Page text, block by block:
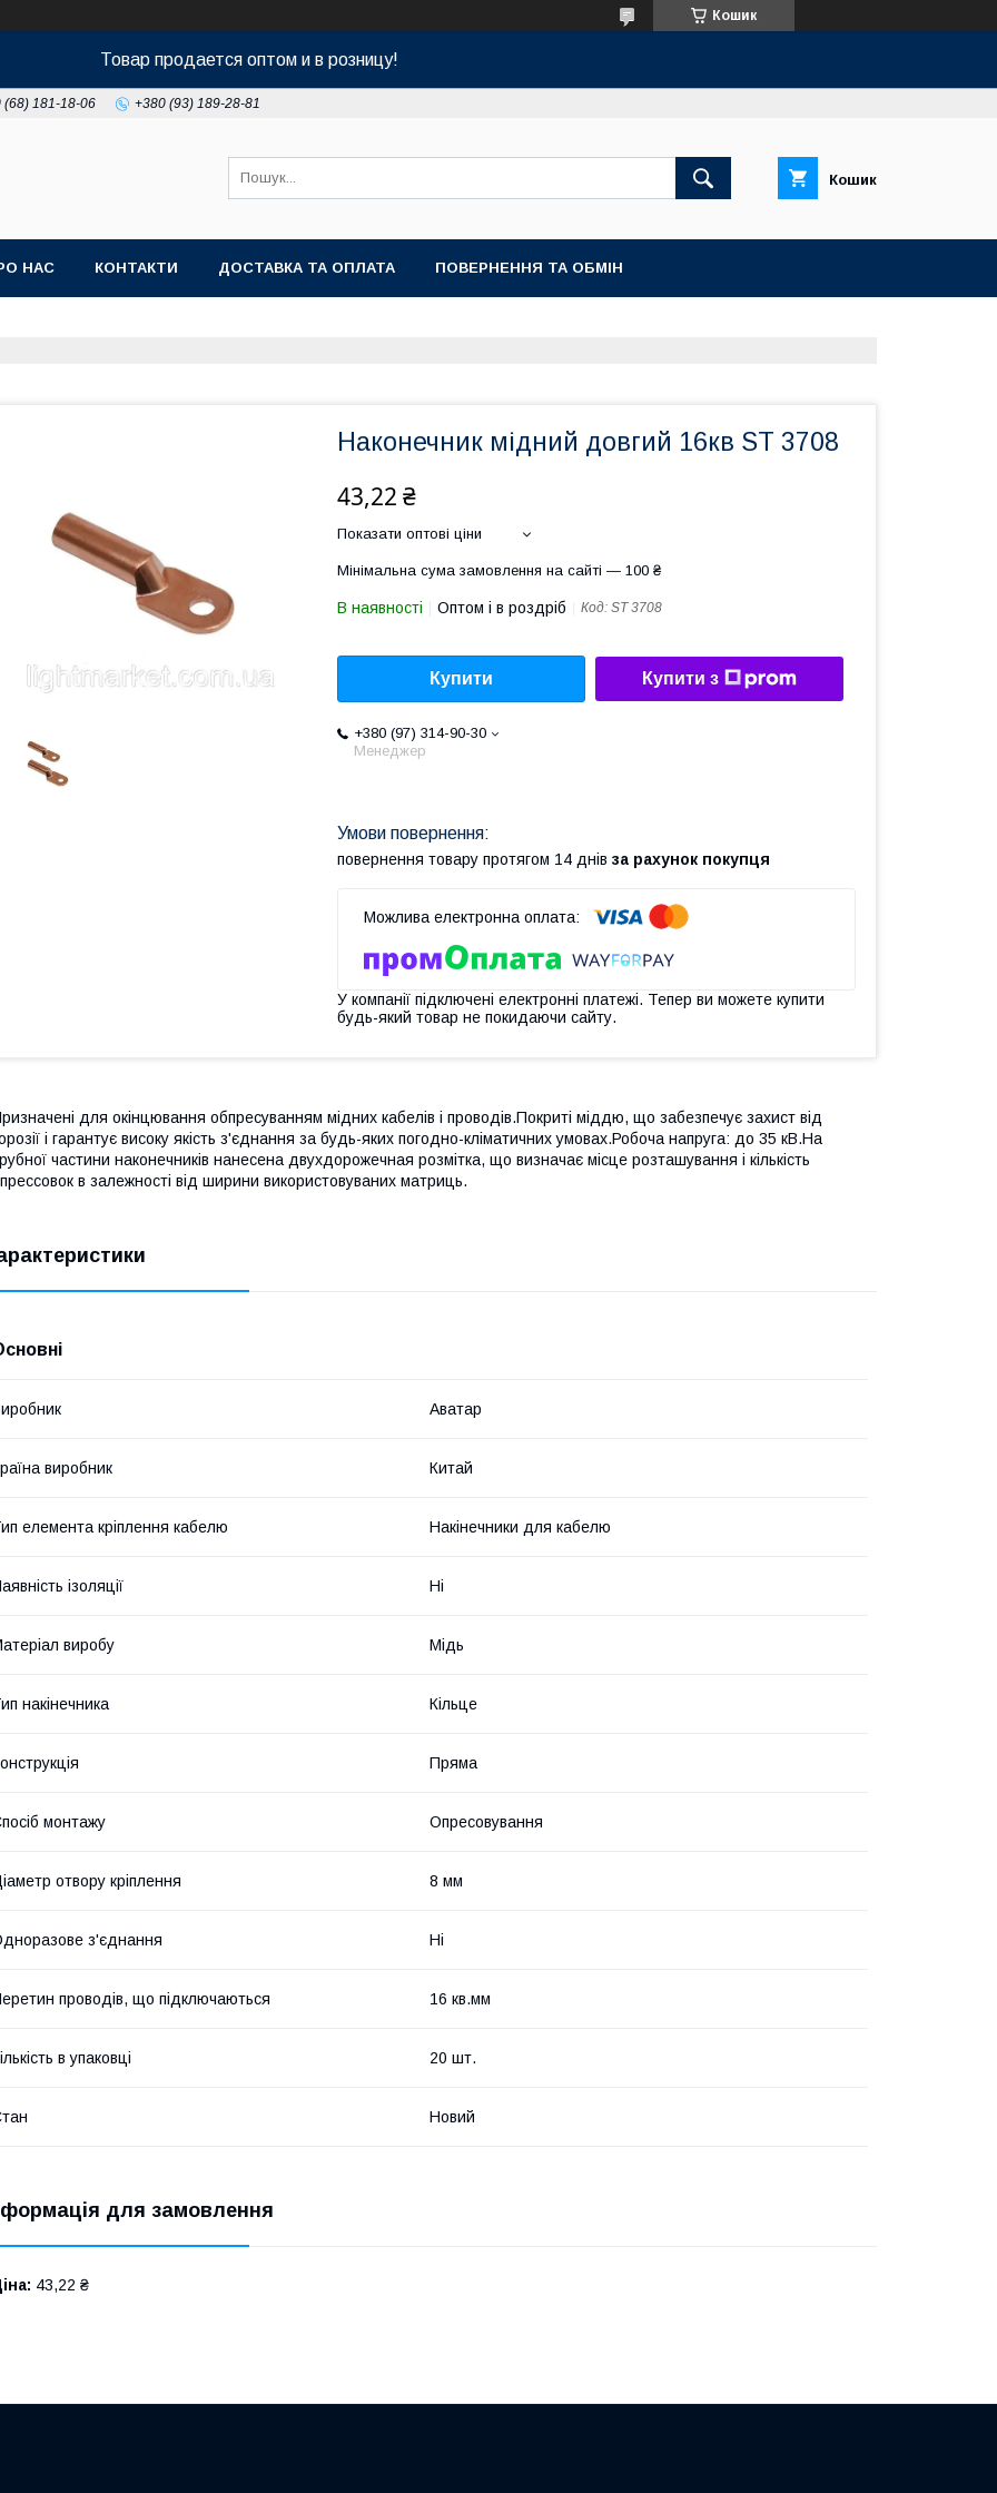
Кошик
Товар продается оптом и в розницу!
(68) 181-18-06 +380 (93) 189-28-81
Кошик
НАС КОНТАКТИ ДОСТАВКА ТА ОПЛАТА ПОВЕРНЕННЯ ТА ОБМІН
Наконечник мідний довгий 16кв ST 3708
43,22 ₴
Показати оптові ціни
Мінімальна сума замовлення на сайті — 100 ₴
В наявності Оптом і в роздріб Код: ST 3708
Купити Купити з
+380 (97) 314-90-30
Менеджер
повернення товару протягом 14 днів за рахунок покупця
У компанії підключені електронні платежі. Тепер ви можете купити
будь-який товар не покидаючи сайту.
для окінцювання обпресуванням мідних кабелів і проводів.Покриті міддю, що забезпечує захист від
і гарантує високу якість з'єднання за будь-яких погодно-кліматичних умовах.Робоча напруга: до 35 кВ.На
частини наконечників нанесена двухдорожечная розмітка, що визначає місце розташування і кількість
в залежності від ширини використовуваних матриць.
Аватар
виробник Китай
елемента кріплення кабелю Накінечники для кабелю
ізоляції Ні
виробу Мідь
накінечника Кільце
Пряма
монтажу Опресовування
отвору кріплення 8 мм
з'єднання Ні
проводів, що підключаються 16 кв.мм
в упаковці 20 шт.
Новий
для замовлення
43,22 ₴